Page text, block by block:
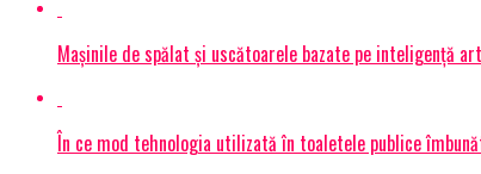
Mașinile de spălat și uscătoarele bazate pe inteligență
În ce mod tehnologia utilizată în toaletele publice